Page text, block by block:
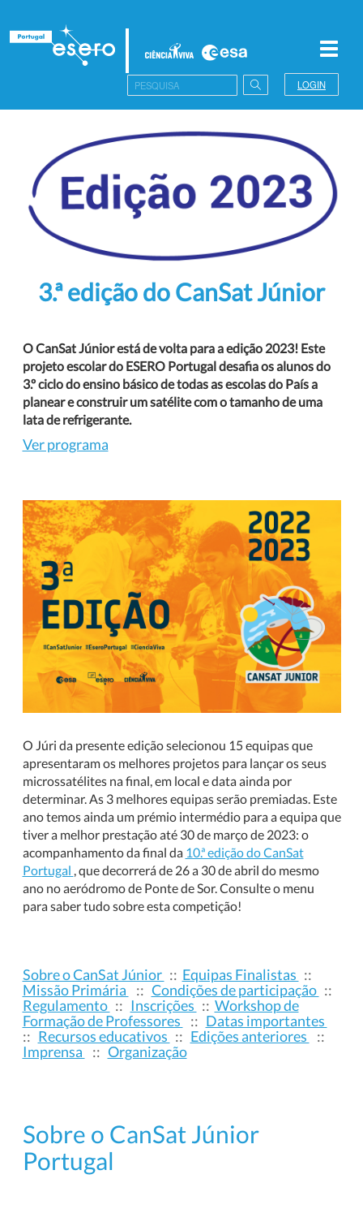
LOGIN
3.ª edição do CanSat Júnior
O CanSat Júnior está de volta para a edição 2023! Este
projeto escolar do ESERO Portugal desafia os alunos do
3.º ciclo do ensino básico de todas as escolas do País a
planear e construir um satélite com o tamanho de uma
lata de refrigerante.
Ver programa
O Júri da presente edição selecionou 15 equipas que
apresentaram os melhores projetos para lançar os seus
microssatélites na final, em local e data ainda por
determinar. As 3 melhores equipas serão premiadas. Este
ano temos ainda um prémio intermédio para a equipa que
tiver a melhor prestação até 30 de março de 2023: o
acompanhamento da final da 10.ª edição do CanSat
Portugal , que decorrerá de 26 a 30 de abril do mesmo
ano no aeródromo de Ponte de Sor. Consulte o menu
para saber tudo sobre esta competição!
Sobre o CanSat Júnior :: Equipas Finalistas ::
Missão Primária
:: Condições de participação ::
Regulamento :: Inscrições :: Workshop de
Formação de Professores
:: Datas importantes
:: Recursos educativos :: Edições anteriores
::
Imprensa
:: Organização
Sobre o CanSat Júnior
Portugal